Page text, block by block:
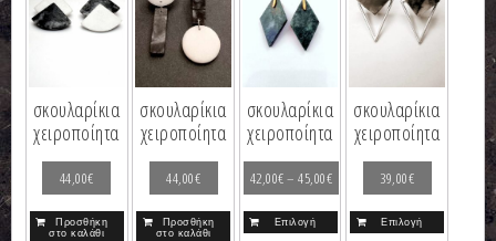
σκουλαρίκια
χειροποίητα
44,00€
Προσθήκη
στο καλάθι
σκουλαρίκια
χειροποίητα
44,00€
Προσθήκη
στο καλάθι
σκουλαρίκια
χειροποίητα
42,00€–45,00€
Επιλογή
σκουλαρίκια
χειροποίητα
39,00€
Επιλογή